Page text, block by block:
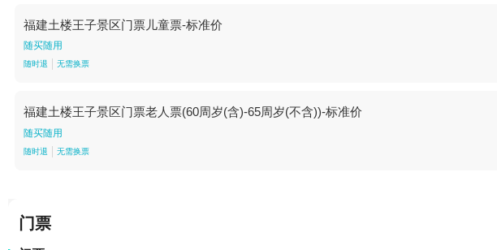
福建土楼王子景区门票儿童票-标准价
随买随用
随时退 无需换票
福建土楼王子景区门票老人票(60周岁(含)-65周岁(不含))-标准价
随买随用
随时退 无需换票
门票